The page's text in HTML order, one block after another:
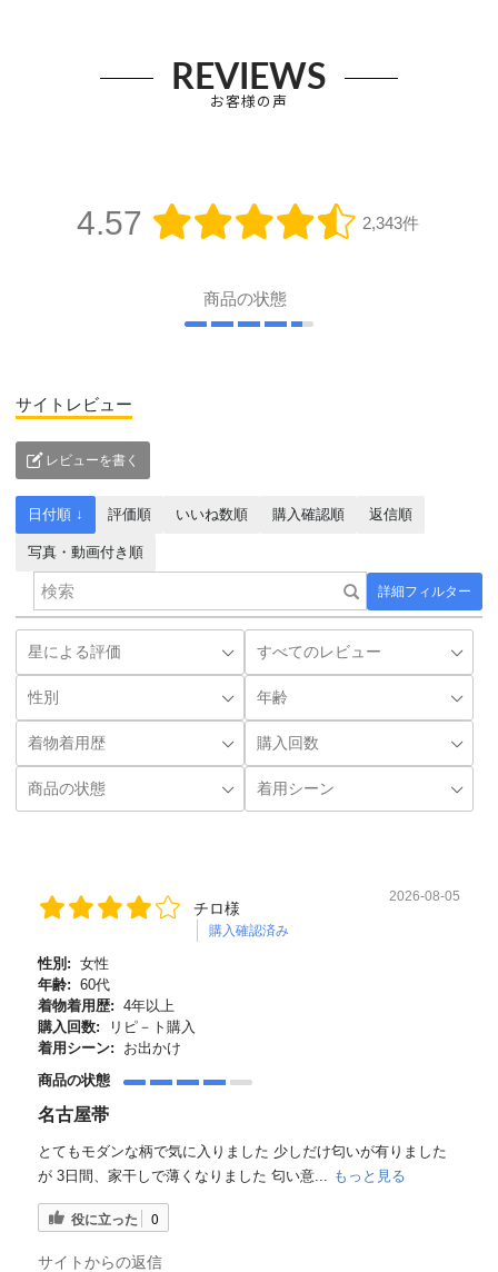
REVIEWS
お客様の声
4.57 2,343件
商品の状態
サイトレビュー
レビューを書く
詳細フィルター
日付順 ↓ 評価順 いいね数順 購入確認順 返信順
写真・動画付き順
チロ様
購入確認済み
2026-08-05
性別: 女性
年齢: 60代
着物着用歴: 4年以上
購入回数:
リピ－ト購入
着用シーン:
お出かけ
商品の状態
名古屋帯
とてもモダンな柄で気に入りました 少しだけ匂いが有りました
が 3日間、家干しで薄くなりました 匂い意... もっと見る
役に立った 0
サイトからの返信